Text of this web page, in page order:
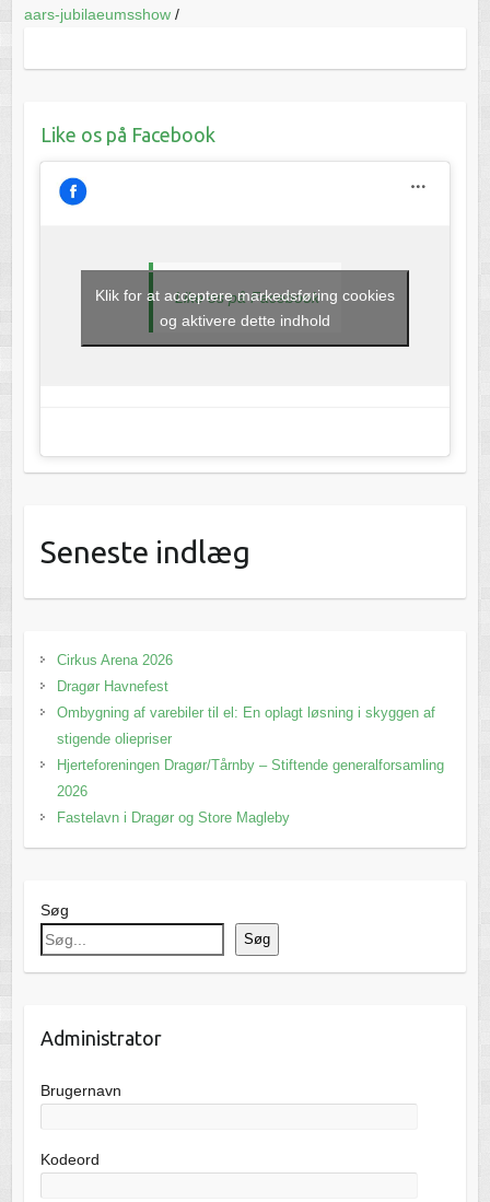
aars-jubilaeumsshow/
Like os på Facebook
Like os på Facebook
Klik for at acceptere markedsføring cookies
og aktivere dette indhold
Seneste indlæg
Cirkus Arena 2026
Dragør Havnefest
Ombygning af varebiler til el: En oplagt løsning i skyggen af
stigende oliepriser
Hjerteforeningen Dragør/Tårnby – Stiftende generalforsamling
2026
Fastelavn i Dragør og Store Magleby
Søg
Søg
Administrator
Brugernavn
Kodeord